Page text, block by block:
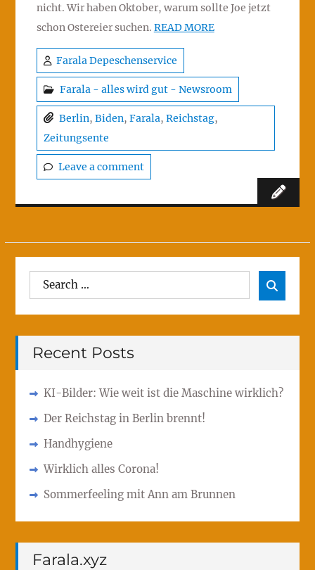
nicht. Wir haben Oktober, warum sollte Joe jetzt
schon Ostereier suchen. READ MORE
Farala Depeschenservice
Farala - alles wird gut - Newsroom
Berlin, Biden, Farala, Reichstag,
Zeitungsente
Leave a comment
Search
for:

Recent Posts
KI-Bilder: Wie weit ist die Maschine wirklich?
Der Reichstag in Berlin brennt!
Handhygiene
Wirklich alles Corona!
Sommerfeeling mit Ann am Brunnen
Farala.xyz